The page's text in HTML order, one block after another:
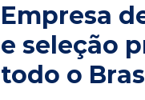
Empresa
e seleção
todo o